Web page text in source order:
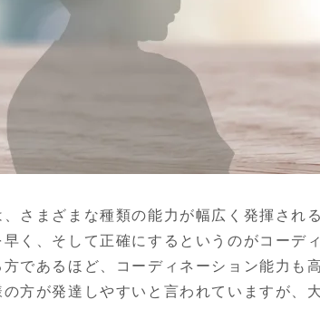
さまざまな種類の能力が幅広く発揮され
く、そして正確にするというのがコーデ
であるほど、コーディネーション能力も
方が発達しやすいと言われていますが、